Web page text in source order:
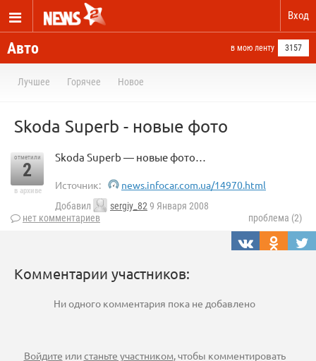
Вход
Авто в мою ленту 3157
Лучшее Горячее Новое
Skoda Superb - новые фото
отметили
2
в архиве
Skoda Superb — новые фото…
Источник: news.infocar.com.ua/14970.html
Добавил sergiy_829 Января 2008
нет комментариев
проблема (2)
Комментарии участников:
Ни одного комментария пока не добавлено
Войдите илистаньте участником, чтобы комментировать